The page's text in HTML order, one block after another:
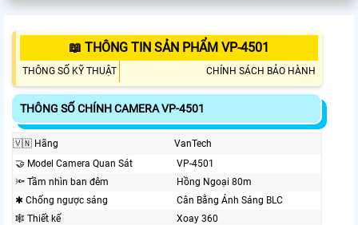
📖 THÔNG TIN SẢN PHẨM VP-4501
THÔNG SỐ KỸ THUẬT CHÍNH SÁCH BẢO HÀNH
THÔNG SỐ CHÍNH CAMERA VP-4501
🇻🇳 Hãng
VanTech
🤝 Model Camera Quan Sát
VP-4501
🔦 Tầm nhìn ban đêm
Hồng Ngoại 80m
✱ Chống ngược sáng
Cân Bằng Ánh Sáng BLC
🕸️ Thiết kế
Xoay 360